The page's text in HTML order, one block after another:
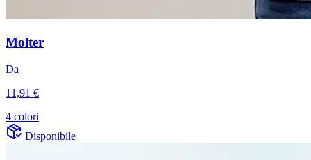
Molter
Da
11,91 €
4 colori
Disponibile